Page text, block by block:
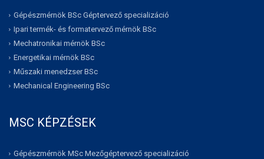
Gépészmérnök BSc Géptervező specializáció
Ipari termék- és formatervező mérnök BSc
Mechatronikai mérnök BSc
Energetikai mérnök BSc
Műszaki menedzser BSc
Mechanical Engineering BSc
MSC KÉPZÉSEK
Gépészmérnök MSc Mezőgéptervező specializáció